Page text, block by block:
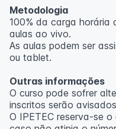
Metodologia
100% da carga horária
aulas ao vivo.
As aulas podem ser
ou tablet.
Outras informações
O curso pode sofrer
inscritos serão
O IPETEC reserva-se